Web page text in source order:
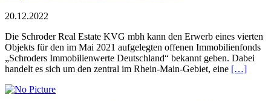
20.12.2022
Die Schroder Real Estate KVG mbh kann den Erwerb eines vierten
Objekts für den im Mai 2021 aufgelegten offenen Immobilienfonds
„Schroders Immobilienwerte Deutschland“ bekannt geben. Dabei
handelt es sich um den zentral im Rhein-Main-Gebiet, eine […]